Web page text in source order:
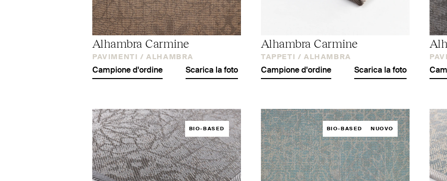
Alhambra Carmine
PAVIMENTI / ALHAMBRA
Campione d'ordine Scarica la foto
Alhambra Carmine
TAPPETI / ALHAMBRA
Campione d'ordine Scarica la foto
BIO-BASED BIO-BASED NUOVO